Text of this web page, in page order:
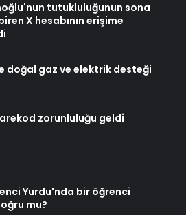
tutukluluğunun sona
X hesabının erişime
doğal gaz ve elektrik desteği
zorunluluğu geldi
Yurdu'nda bir öğrenci
mu?